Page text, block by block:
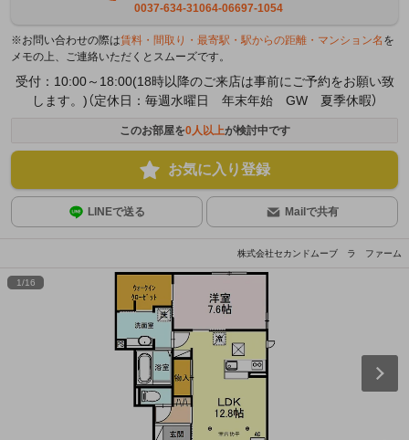
0037-634-31064-06697-1054
※お問い合わせの際は賃料・間取り・最寄駅・駅からの距離・マンション名 を
メモの上、ご連絡いただくとスムーズです。
受付：10:00～18:00(18時以降のご来店は事前にご予約をお願い致
します。)（定休日：毎週水曜日 年末年始 GW 夏季休暇）
このお部屋を0人以上が検討中です
お気に入り登録
LINEで送る Mailで共有
株式会社セカンドムーブ ラ ファーム
1/16